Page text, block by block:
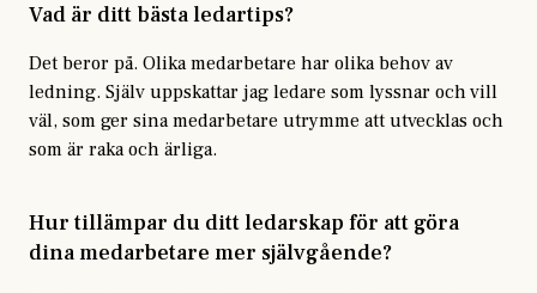
Vad är ditt bästa ledartips?
Det beror på. Olika medarbetare har olika behov av
ledning. Själv uppskattar jag ledare som lyssnar och vill
väl, som ger sina medarbetare utrymme att utvecklas och
som är raka och ärliga.
Hur tillämpar du ditt ledarskap för att göra
dina medarbetare mer självgående?